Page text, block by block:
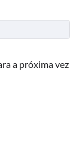
a próxima vez